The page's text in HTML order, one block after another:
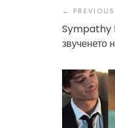
Sympathy
звученето